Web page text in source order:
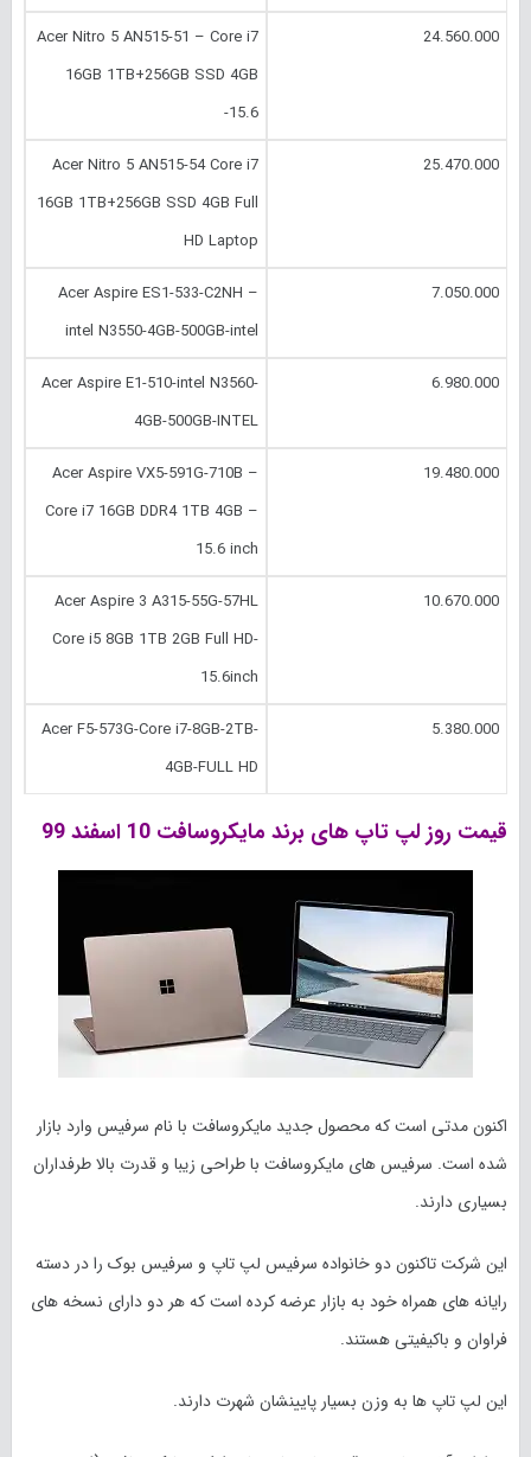
24.560.000
Acer Nitro 5 AN515-51 – Core i7
16GB 1TB+256GB SSD 4GB
-15.6
25.470.000
Acer Nitro 5 AN515-54 Core i7
16GB 1TB+256GB SSD 4GB Full
HD Laptop
7.050.000
Acer Aspire ES1-533-C2NH –
intel N3550-4GB-500GB-intel
6.980.000
Acer Aspire E1-510-intel N3560-
4GB-500GB-INTEL
19.480.000
Acer Aspire VX5-591G-710B –
Core i7 16GB DDR4 1TB 4GB –
15.6 inch
10.670.000
Acer Aspire 3 A315-55G-57HL
Core i5 8GB 1TB 2GB Full HD-
15.6inch
5.380.000
Acer F5-573G-Core i7-8GB-2TB-
4GB-FULL HD
قیمت روز لپ تاپ های برند مایکروسافت 10 اسفند 99
اکنون مدتی است که محصول جدید مایکروسافت با نام سرفیس وارد بازار
شده است. سرفیس های مایکروسافت با طراحی زیبا و قدرت بالا طرفداران
بسیاری دارند.
این شرکت تاکنون دو خانواده سرفیس لپ تاپ و سرفیس بوک را در دسته
رایانه های همراه خود به بازار عرضه کرده است که هر دو دارای نسخه های
فراوان و باکیفیتی هستند.
این لپ تاپ ها به وزن بسیار پایینشان شهرت دارند.